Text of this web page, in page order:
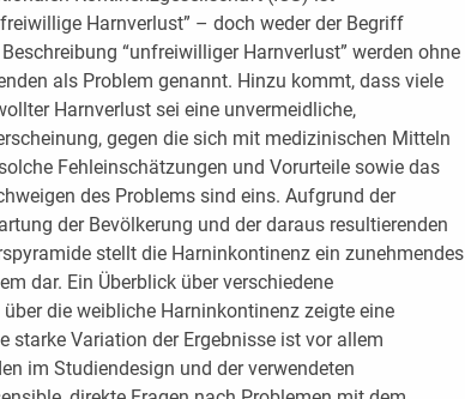
Harnverlust” – doch weder der Begriff
“unfreiwilliger Harnverlust” werden ohne
als Problem genannt. Hinzu kommt, dass viele
Harnverlust sei eine unvermeidliche,
gegen die sich mit medizinischen Mitteln
Fehleinschätzungen und Vorurteile sowie das
des Problems sind eins. Aufgrund der
der Bevölkerung und der daraus resultierenden
stellt die Harninkontinenz ein zunehmendes
dar. Ein Überblick über verschiedene
die weibliche Harninkontinenz zeigte eine
starke Variation der Ergebnisse ist vor allem
im Studiendesign und der verwendeten